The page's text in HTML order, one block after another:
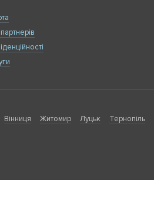
Вінниця Житомир Луцьк Тернопіль